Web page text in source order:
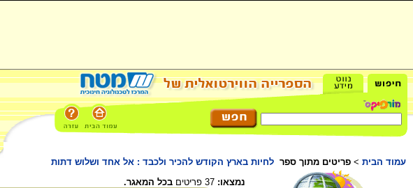
עמוד הבית > פריטים מתוך ספר לחיות בארץ הקודש להכיר ולכבד : אל אחד ושלוש דתות
נמצאו:
בכל המאגר.